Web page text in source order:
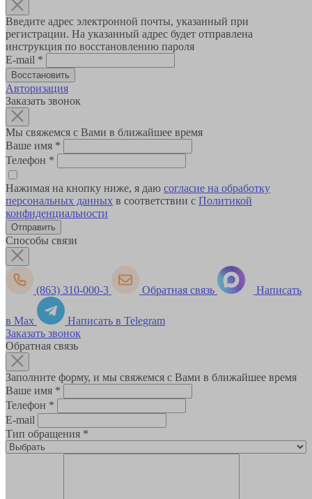
Введите адрес электронной почты, указанный при
регистрации. На указанный адрес будет отправлена
инструкция по восстановлению пароля
E-mail *
Авторизация
Заказать звонок
Мы свяжемся с Вами в ближайшее время
Ваше имя *
Телефон *
Нажимая на кнопку ниже, я даю согласие на обработку
персональных данных в соответствии с Политикой
конфиденциальности
Способы связи
(863) 310-000-3 Обратная связь Написать
в Max
Написать в Telegram
Заказать звонок
Обратная связь
Заполните форму, и мы свяжемся с Вами в ближайшее время
Ваше имя *
Телефон *
E-mail
Тип обращения *